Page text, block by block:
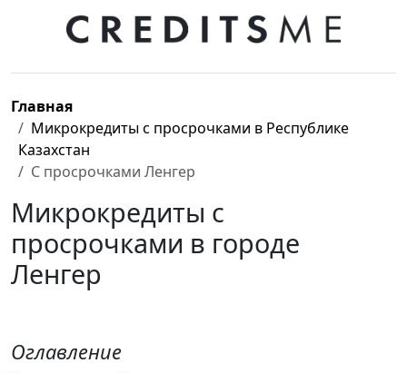
Главная
Микрокредиты с просрочками в Республике
Казахстан
С просрочками Ленгер
Микрокредиты с
просрочками в городе
Ленгер
Оглавление